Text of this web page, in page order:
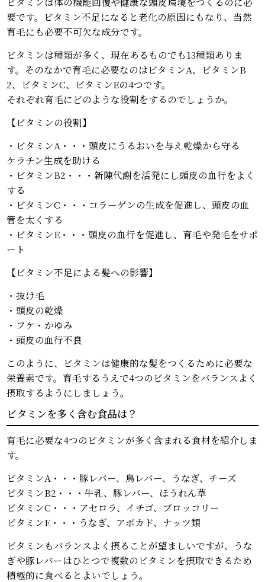
要です。ビタミン不足になると老化の原因にもなり、当然
育毛にも必要不可欠な成分です。
ビタミンは種類が多く、現在あるものでも13種類ありま
す。そのなかで育毛に必要なのはビタミンA、ビタミンB
2、ビタミンC、ビタミンEの4つです。
それぞれ育毛にどのような役割をするのでしょうか。
【ビタミンの役割】
・ビタミンA・・・頭皮にうるおいを与え乾燥から守る
ケラチン生成を助ける
・ビタミンB2・・・新陳代謝を活発にし頭皮の血行をよく
する
・ビタミンC・・・コラーゲンの生成を促進し、頭皮の血
管を太くする
・ビタミンE・・・頭皮の血行を促進し、育毛や発毛をサポ
ート
【ビタミン不足による髪への影響】
・抜け毛
・頭皮の乾燥
・フケ・かゆみ
・頭皮の血行不良
このように、ビタミンは健康的な髪をつくるために必要な
栄養素です。育毛するうえで4つのビタミンをバランスよく
摂取するようにしましょう。
ビタミンを多く含む食品は？
育毛に必要な4つのビタミンが多く含まれる食材を紹介しま
す。
ビタミンA・・・豚レバー、鳥レバー、うなぎ、チーズ
ビタミンB2・・・牛乳、豚レバー、ほうれん草
ビタミンC・・・アセロラ、イチゴ、ブロッコリー
ビタミンE・・・うなぎ、アボカド、ナッツ類
ビタミンもバランスよく摂ることが望ましいですが、うな
ぎや豚レバーはひとつで複数のビタミンを摂取できるため
積極的に食べるとよいでしょう。